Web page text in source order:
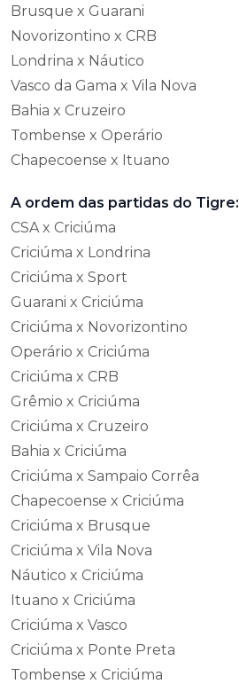
Brusque x Guarani
Novorizontino x CRB
Londrina x Náutico
Vasco da Gama x Vila Nova
Bahia x Cruzeiro
Tombense x Operário
Chapecoense x Ituano
A ordem das partidas do Tigre:
CSA x Criciúma
Criciúma x Londrina
Criciúma x Sport
Guarani x Criciúma
Criciúma x Novorizontino
Operário x Criciúma
Criciúma x CRB
Grêmio x Criciúma
Criciúma x Cruzeiro
Bahia x Criciúma
Criciúma x Sampaio Corrêa
Chapecoense x Criciúma
Criciúma x Brusque
Criciúma x Vila Nova
Náutico x Criciúma
Ituano x Criciúma
Criciúma x Vasco
Criciúma x Ponte Preta
Tombense x Criciúma